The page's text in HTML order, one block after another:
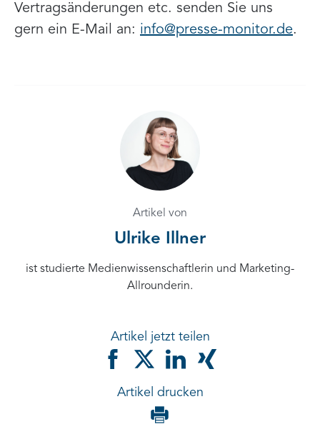
Vertragsänderungen etc. senden Sie uns
gern ein E-Mail an: info@presse-monitor.de.
Artikel von
Ulrike Illner
ist studierte Medienwissenschaftlerin und Marketing-
Allrounderin.
Artikel jetzt teilen
Artikel drucken